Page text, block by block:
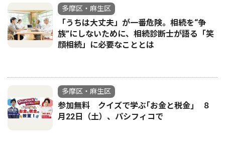
多摩区・麻生区
「うちは大丈夫」が一番危険。相続を“争
族”にしないために、相続診断士が語る「笑
顔相続」に必要なこととは
多摩区・麻生区
参加無料 クイズで学ぶ｢お金と税金｣ ８
月22日（土）、パシフィコで